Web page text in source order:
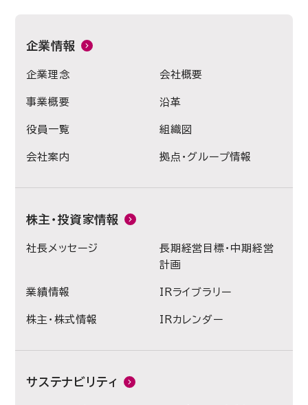
企業情報
企業理念 会社概要
事業概要 沿革
役員一覧 組織図
会社案内 拠点・グループ情報
株主・投資家情報
社長メッセージ
長期経営目標・中期経営
計画
業績情報 IRライブラリー
株主・株式情報 IRカレンダー
サステナビリティ